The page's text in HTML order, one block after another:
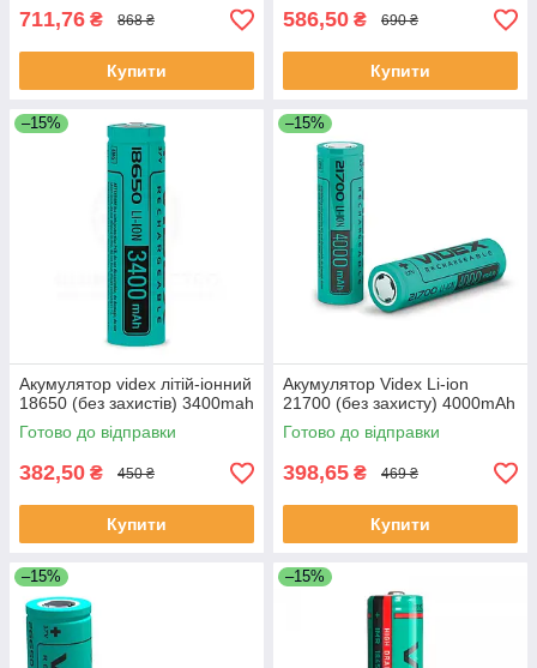
711,76 ₴ 868 ₴
Купити
586,50 ₴ 690 ₴
Купити
–15%
Акумулятор videx літій-іонний
18650 (без захистів) 3400mah
Готово до відправки
382,50 ₴ 450 ₴
Купити
–15%
Акумулятор Videx Li-ion
21700 (без захисту) 4000mAh
Готово до відправки
398,65 ₴ 469 ₴
Купити
–15% –15%